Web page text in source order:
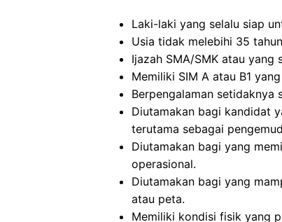
Laki-laki yang selalu siap
Usia tidak melebihi 35
Ijazah SMA/SMK atau yang
Memiliki SIM A atau B1
Berpengalaman setidaknya
Diutamakan bagi kandidat
terutama sebagai
Diutamakan bagi yang
operasional.
Diutamakan bagi yang
atau peta.
Memiliki kondisi fisik yang